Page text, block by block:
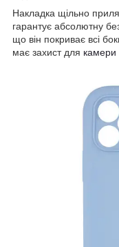
Накладка щільно
гарантує абсолютну
що він покриває всі
має захист для камери